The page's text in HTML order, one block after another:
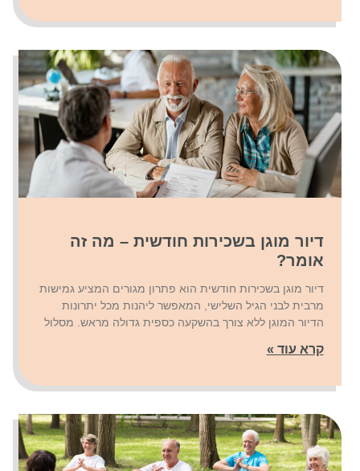
דיור מוגן בשכירות חודשית – מה זה
אומר?
דיור מוגן בשכירות חודשית הוא פתרון מגורים המציע גמישות
מרבית לבני הגיל השלישי, המאפשר ליהנות מכל יתרונות
הדיור המוגן ללא צורך בהשקעה כספית גדולה מראש. מסלול
קרא עוד »